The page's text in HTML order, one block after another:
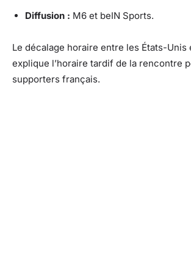
Diffusion : M6 et beIN Sports.
Le décalage horaire entre les États-Unis
explique l’horaire tardif de la rencontre
supporters français.